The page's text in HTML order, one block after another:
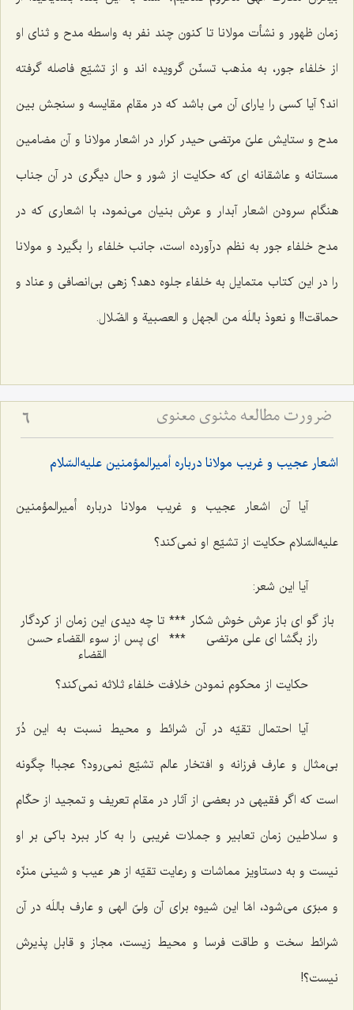
زمان ظهور و نشأت مولانا تا كنون چند نفر به واسطه مدح و ثناى او
از خلفاء جور، به مذهب تسنّن گرويده ‌اند و از تشيّع فاصله گرفته
‌اند؟ آيا كسى را ياراى آن مى ‌باشد كه در مقام مقايسه و سنجش بين
مدح و ستايش علىّ مرتضى حيدر كرار در اشعار مولانا و آن مضامين
مستانه و عاشقانه ‌اى كه حكايت از شور و حال ديگرى در آن جناب
هنگام سرودن اشعار آبدار و عرش بنيان مى‌نمود، با اشعارى كه در
مدح خلفاء جور به نظم درآورده است، جانب خلفاء را بگيرد و مولانا
را در اين كتاب متمايل به خلفاء جلوه دهد؟ زهى بى‌انصافى و عناد و
حماقت!! و نعوذ باللَه من الجهل و العصبیة و الضّلال.
ضرورت مطالعه مثنوی معنوی 6
اشعار عجيب و غريب مولانا درباره أميرالمؤمنين عليه‌السّلام
آيا آن اشعار عجيب و غريب مولانا درباره أميرالمؤمنين
عليه‌السّلام حكايت از تشيّع او نمى‌كند؟
آيا اين شعر:
باز گو اى باز عرش خوش شكار *** تا چه ديدى اين زمان از كردگار
راز بگشا اى على مرتضى‌
*** اى پس از سوء القضاء حسن
القضاء
حكايت از محكوم نمودن خلافت خلفاء ثلاثه نمى‌كند؟
آيا احتمال تقيّه در آن شرائط و محيط نسبت به اين دُرّ
بى‌مثال و عارف فرزانه و افتخار عالم تشيّع نمى‌رود؟ عجبا! چگونه
است كه اگر فقيهى در بعضى از آثار در مقام تعريف و تمجيد از حكّام
و سلاطين زمان تعابير و جملات غريبى‌ را به كار ببرد باكى بر او
نيست و به دستاويز مماشات و رعايت تقيّه از هر عيب و شينى منزّه
و مبرّى مى‌شود، امّا اين شيوه براى آن ولىّ الهى و عارف باللَه در آن
شرائط سخت و طاقت فرسا و محيط زيست، مجاز و قابل پذيرش
نيست؟!